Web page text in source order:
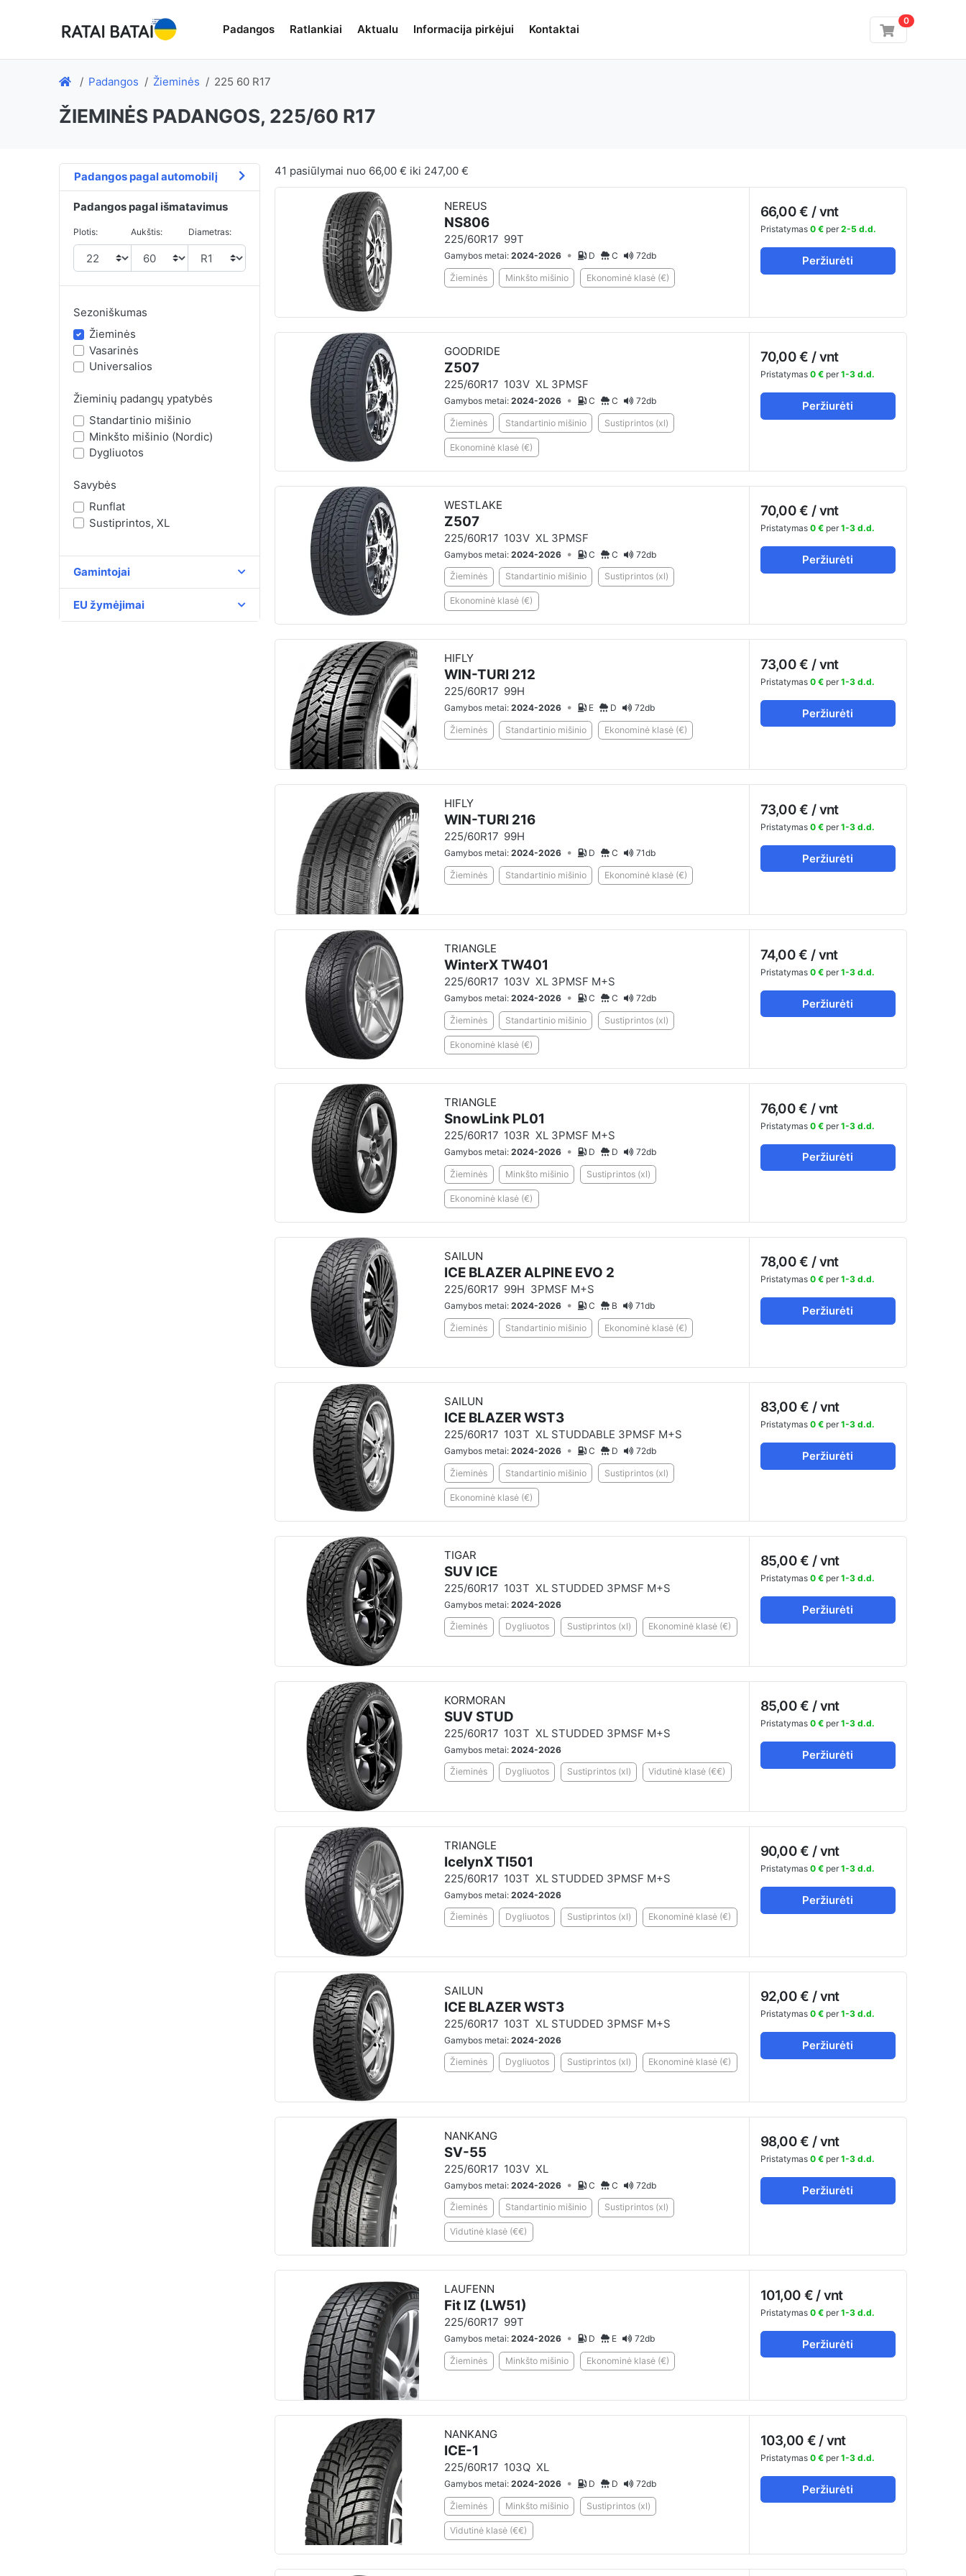
Padangos Ratlankiai Aktualu Informacija pirkėjui Kontaktai
0
Padangos Žieminės 225 60 R17
ŽIEMINĖS PADANGOS, 225/60 R17
Padangos pagal automobilį
Padangos pagal išmatavimus
Plotis: Aukštis: Diametras:
Sezoniškumas
Žieminės
Vasarinės
Universalios
Žieminių padangų ypatybės
Standartinio mišinio
Minkšto mišinio (Nordic)
Dygliuotos
Savybės
Runflat
Sustiprintos, XL
Gamintojai
EU žymėjimai
41 pasiūlymai nuo 66,00 € iki 247,00 €
NEREUS
NS806
225/60R17 99T
Gamybos metai: 2024-2026 • D C 72db
Žieminės Minkšto mišinio Ekonominė klasė (€)
66,00 € / vnt
Pristatymas 0 €per 2-5 d.d.
Peržiurėti
GOODRIDE
Z507
225/60R17 103V XL 3PMSF
Gamybos metai: 2024-2026 • C C 72db
Žieminės Standartinio mišinio Sustiprintos (xl)
Ekonominė klasė (€)
70,00 € / vnt
Pristatymas 0 €per 1-3 d.d.
Peržiurėti
WESTLAKE
Z507
225/60R17 103V XL 3PMSF
Gamybos metai: 2024-2026 • C C 72db
Žieminės Standartinio mišinio Sustiprintos (xl)
Ekonominė klasė (€)
70,00 € / vnt
Pristatymas 0 €per 1-3 d.d.
Peržiurėti
HIFLY
WIN-TURI 212
225/60R17 99H
Gamybos metai: 2024-2026 • E D 72db
Žieminės Standartinio mišinio Ekonominė klasė (€)
73,00 € / vnt
Pristatymas 0 €per 1-3 d.d.
Peržiurėti
HIFLY
WIN-TURI 216
225/60R17 99H
Gamybos metai: 2024-2026 • D C 71db
Žieminės Standartinio mišinio Ekonominė klasė (€)
73,00 € / vnt
Pristatymas 0 €per 1-3 d.d.
Peržiurėti
TRIANGLE
WinterX TW401
225/60R17 103V XL 3PMSF M+S
Gamybos metai: 2024-2026 • C C 72db
Žieminės Standartinio mišinio Sustiprintos (xl)
Ekonominė klasė (€)
74,00 € / vnt
Pristatymas 0 €per 1-3 d.d.
Peržiurėti
TRIANGLE
SnowLink PL01
225/60R17 103R XL 3PMSF M+S
Gamybos metai: 2024-2026 • D D 72db
Žieminės Minkšto mišinio Sustiprintos (xl)
Ekonominė klasė (€)
76,00 € / vnt
Pristatymas 0 €per 1-3 d.d.
Peržiurėti
SAILUN
ICE BLAZER ALPINE EVO 2
225/60R17 99H 3PMSF M+S
Gamybos metai: 2024-2026 • C B 71db
Žieminės Standartinio mišinio Ekonominė klasė (€)
78,00 € / vnt
Pristatymas 0 €per 1-3 d.d.
Peržiurėti
SAILUN
ICE BLAZER WST3
225/60R17 103T XL STUDDABLE 3PMSF M+S
Gamybos metai: 2024-2026 • C D 72db
Žieminės Standartinio mišinio Sustiprintos (xl)
Ekonominė klasė (€)
83,00 € / vnt
Pristatymas 0 €per 1-3 d.d.
Peržiurėti
TIGAR
SUV ICE
225/60R17 103T XL STUDDED 3PMSF M+S
Gamybos metai: 2024-2026
Žieminės Dygliuotos Sustiprintos (xl) Ekonominė klasė (€)
85,00 € / vnt
Pristatymas 0 €per 1-3 d.d.
Peržiurėti
KORMORAN
SUV STUD
225/60R17 103T XL STUDDED 3PMSF M+S
Gamybos metai: 2024-2026
Žieminės Dygliuotos Sustiprintos (xl) Vidutinė klasė (€€)
85,00 € / vnt
Pristatymas 0 €per 1-3 d.d.
Peržiurėti
TRIANGLE
IcelynX TI501
225/60R17 103T XL STUDDED 3PMSF M+S
Gamybos metai: 2024-2026
Žieminės Dygliuotos Sustiprintos (xl) Ekonominė klasė (€)
90,00 € / vnt
Pristatymas 0 €per 1-3 d.d.
Peržiurėti
SAILUN
ICE BLAZER WST3
225/60R17 103T XL STUDDED 3PMSF M+S
Gamybos metai: 2024-2026
Žieminės Dygliuotos Sustiprintos (xl) Ekonominė klasė (€)
92,00 € / vnt
Pristatymas 0 €per 1-3 d.d.
Peržiurėti
NANKANG
SV-55
225/60R17 103V XL
Gamybos metai: 2024-2026 • C C 72db
Žieminės Standartinio mišinio Sustiprintos (xl)
Vidutinė klasė (€€)
98,00 € / vnt
Pristatymas 0 €per 1-3 d.d.
Peržiurėti
LAUFENN
Fit IZ (LW51)
225/60R17 99T
Gamybos metai: 2024-2026 • D E 72db
Žieminės Minkšto mišinio Ekonominė klasė (€)
101,00 € / vnt
Pristatymas 0 €per 1-3 d.d.
Peržiurėti
NANKANG
ICE-1
225/60R17 103Q XL
Gamybos metai: 2024-2026 • D D 72db
Žieminės Minkšto mišinio Sustiprintos (xl)
Vidutinė klasė (€€)
103,00 € / vnt
Pristatymas 0 €per 1-3 d.d.
Peržiurėti